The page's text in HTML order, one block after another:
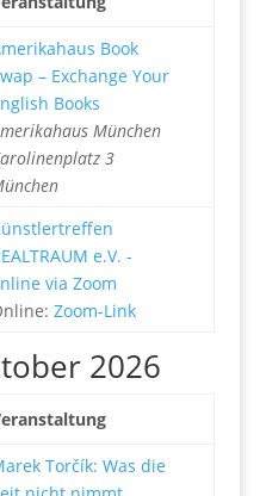
Book
– Exchange Your
Books
München
3
e.V. -
via Zoom
Zoom-Link
2026
Torčík: Was die